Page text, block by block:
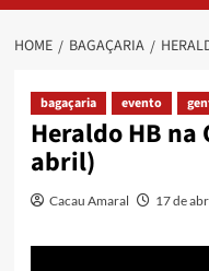
HOME BAGAÇARIA
bagaçaria evento
Heraldo HB na
abril)
Cacau Amaral 17 de